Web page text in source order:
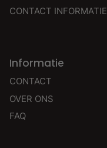
CONTACT INFORMATIE
Informatie
CONTACT
OVER ONS
FAQ